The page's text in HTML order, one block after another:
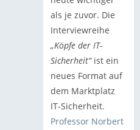
als je zuvor. Die
Interviewreihe
„Köpfe der IT-
Sicherheit“ist ein
neues Format auf
dem Marktplatz
IT-Sicherheit.
Professor Norbert